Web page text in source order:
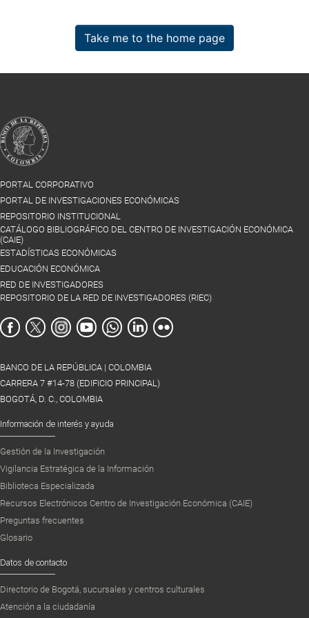
Take me to the home page
PORTAL CORPORATIVO
PORTAL DE INVESTIGACIONES ECONÓMICAS
REPOSITORIO INSTITUCIONAL
CATÁLOGO BIBLIOGRÁFICO DEL CENTRO DE INVESTIGACIÓN ECONÓMICA
(CAIE)
ESTADÍSTICAS ECONÓMICAS
EDUCACIÓN ECONÓMICA
RED DE INVESTIGADORES
REPOSITORIO DE LA RED DE INVESTIGADORES (RIEC)
BANCO DE LA REPÚBLICA | COLOMBIA
CARRERA 7 #14-78 (EDIFICIO PRINCIPAL)
BOGOTÁ, D. C., COLOMBIA
Información de interés y ayuda
Gestión de la Investigación
Vigilancia Estratégica de la Información
Biblioteca Especializada
Recursos Electrónicos Centro de Investigación Económica (CAIE)
Preguntas frecuentes
Glosario
Datos de contacto
Directorio de Bogotá, sucursales y centros culturales
Atención a la ciudadanía